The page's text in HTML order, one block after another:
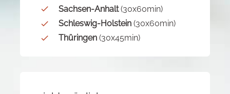
Sachsen-Anhalt(30x60min)
Schleswig-Holstein (30x60min)
Thüringen (30x45min)